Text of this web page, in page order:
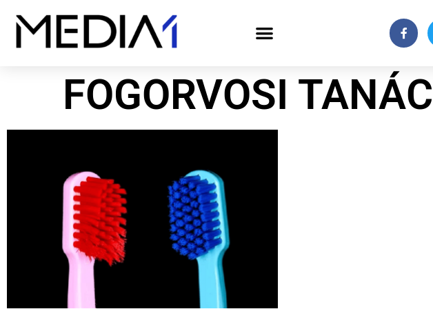
FOGORVOSI